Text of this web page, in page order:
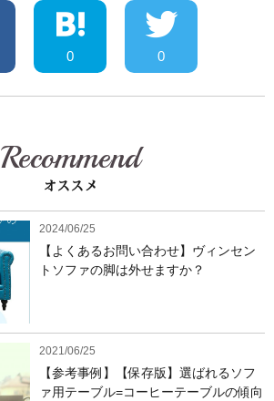
0 0
Recommend
オススメ
2024/06/25
【よくあるお問い合わせ】ヴィンセン
トソファの脚は外せますか？
2021/06/25
【参考事例】【保存版】選ばれるソフ
ァ用テーブル=コーヒーテーブルの傾向